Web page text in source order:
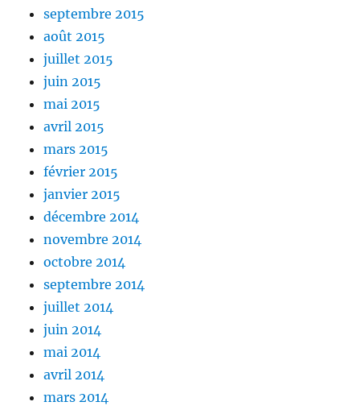
septembre 2015
août 2015
juillet 2015
juin 2015
mai 2015
avril 2015
mars 2015
février 2015
janvier 2015
décembre 2014
novembre 2014
octobre 2014
septembre 2014
juillet 2014
juin 2014
mai 2014
avril 2014
mars 2014